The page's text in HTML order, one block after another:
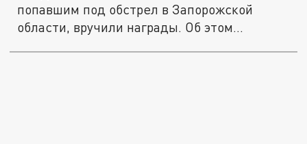
попавшим под обстрел в Запорожской
области, вручили награды. Об этом...